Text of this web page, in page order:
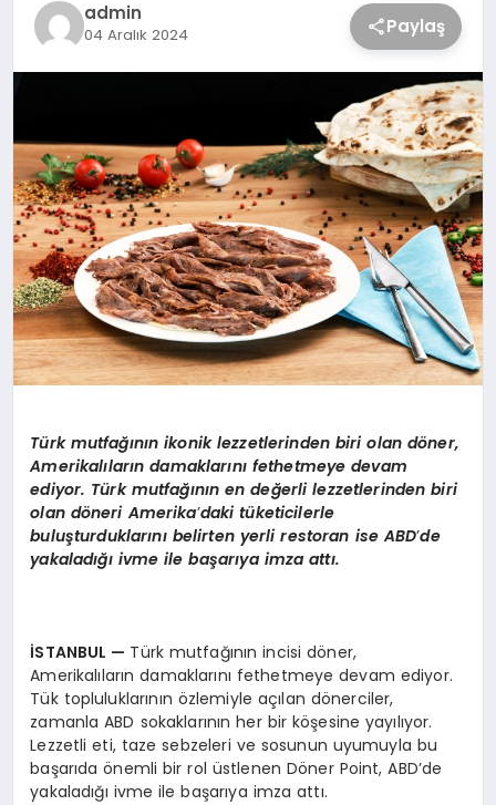
admin
04 Aralık 2024 Paylaş
Türk mutfağının ikonik lezzetlerinden biri olan döner,
Amerikalıların damaklarını fethetmeye devam
ediyor. Türk mutfağının en değerli lezzetlerinden biri
olan döneri Amerika’daki tüketicilerle
buluşturduklarını belirten yerli restoran ise ABD’de
yakaladığı ivme ile başarıya imza attı.
İSTANBUL — Türk mutfağının incisi döner,
Amerikalıların damaklarını fethetmeye devam ediyor.
Tük topluluklarının özlemiyle açılan dönerciler,
zamanla ABD sokaklarının her bir köşesine yayılıyor.
Lezzetli eti, taze sebzeleri ve sosunun uyumuyla bu
başarıda önemli bir rol üstlenen Döner Point, ABD’de
yakaladığı ivme ile başarıya imza attı.